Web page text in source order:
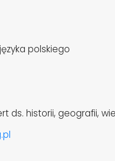
polskiego
ds. historii, geografii,